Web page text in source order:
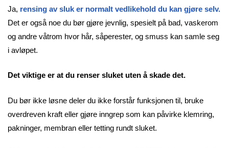
Ja, rensing av sluk er normalt vedlikehold du kan gjøre selv.
Det er også noe du bør gjøre jevnlig, spesielt på bad, vaskerom
og andre våtrom hvor hår, såperester, og smuss kan samle seg
i avløpet.
Det viktige er at du renser sluket uten å skade det.
Du bør ikke løsne deler du ikke forstår funksjonen til, bruke
overdreven kraft eller gjøre inngrep som kan påvirke klemring,
pakninger, membran eller tetting rundt sluket.